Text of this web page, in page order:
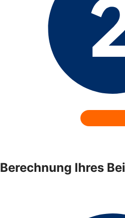
Berechnung Ihres